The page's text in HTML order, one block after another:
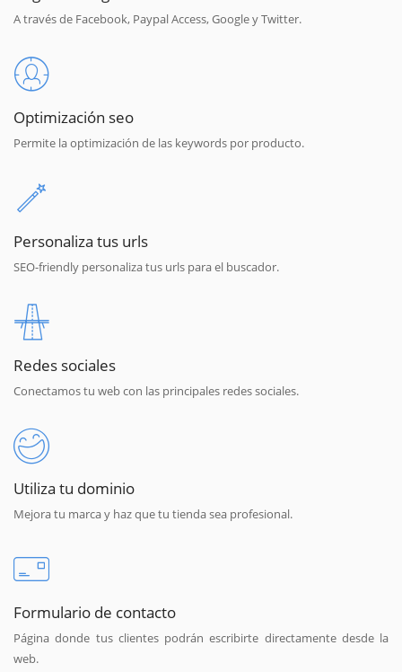
A través de Facebook, Paypal Access, Google y Twitter.
Optimización seo
Permite la optimización de las keywords por producto.
Personaliza tus urls
SEO-friendly personaliza tus urls para el buscador.
Redes sociales
Conectamos tu web con las principales redes sociales.
Utiliza tu dominio
Mejora tu marca y haz que tu tienda sea profesional.
Formulario de contacto
Página donde tus clientes podrán escribirte directamente desde la
web.